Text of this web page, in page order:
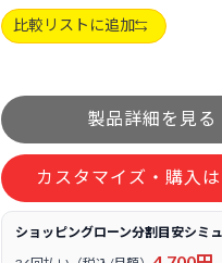
比較リストに追加
カスタマイズ・購入
ショッピングローン分割目安シミ